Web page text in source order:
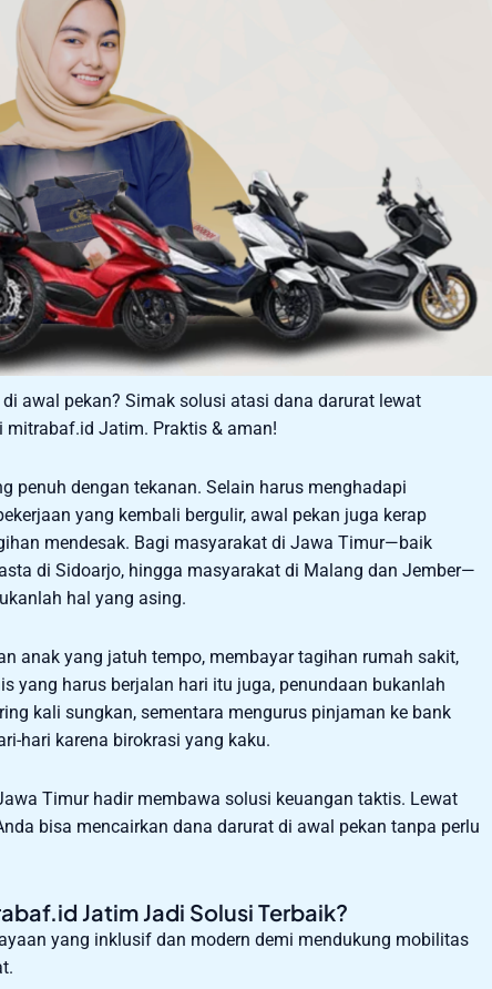
awal pekan? Simak solusi atasi dana darurat lewat
mitrabaf.id Jatim. Praktis & aman!
penuh dengan tekanan. Selain harus menghadapi
yang kembali bergulir, awal pekan juga kerap
mendesak. Bagi masyarakat di Jawa Timur—baik
di Sidoarjo, hingga masyarakat di Malang dan Jember—
hal yang asing.
anak yang jatuh tempo, membayar tagihan rumah sakit,
yang harus berjalan hari itu juga, penundaan bukanlah
kali sungkan, sementara mengurus pinjaman ke bank
hari karena birokrasi yang kaku.
Timur hadir membawa solusi keuangan taktis. Lewat
bisa mencairkan dana darurat di awal pekan tanpa perlu
Jatim Jadi Solusi Terbaik?
yang inklusif dan modern demi mendukung mobilitas